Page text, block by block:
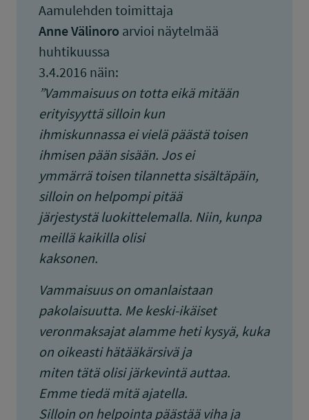
Aamulehden toimittaja
Anne Välinoro arvioi näytelmää
huhtikuussa
3.4.2016 näin:
”Vammaisuus on totta eikä mitään
erityisyyttä silloin kun
ihmiskunnassa ei vielä päästä toisen
ihmisen pään sisään. Jos ei
ymmärrä toisen tilannetta sisältäpäin,
silloin on helpompi pitää
järjestystä luokittelemalla. Niin, kunpa
meillä kaikilla olisi
kaksonen.
Vammaisuus on omanlaistaan
pakolaisuutta. Me keski-ikäiset
veronmaksajat alamme heti kysyä, kuka
on oikeasti hätääkärsivä ja
miten tätä olisi järkevintä auttaa.
Emme tiedä mitä ajatella.
Silloin on helpointa päästää viha ja